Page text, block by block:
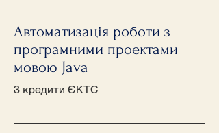
Автоматизація роботи з
програмними проектами
мовою Java
3 кредити ЄКТС